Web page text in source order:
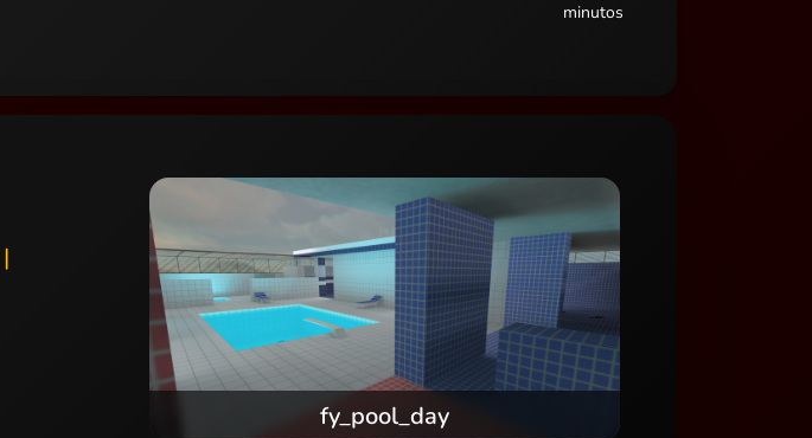
minutos
fy_pool_day